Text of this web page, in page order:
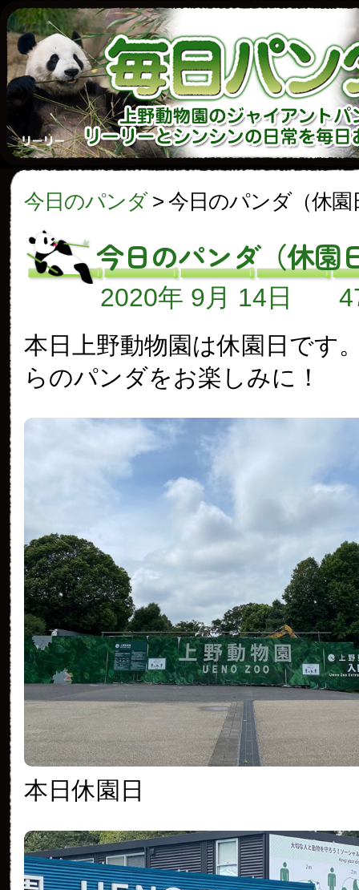
今日のパンダ> 今日のパンダ（休園
今日のパンダ（休園
2020年 9月 14日
本日上野動物園は休園日です
らのパンダをお楽しみに！
本日休園日